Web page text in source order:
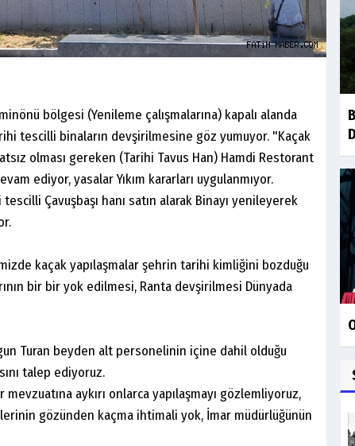
bölgesi (Yenileme çalışmalarına) kapalı alanda
tescilli binaların devşirilmesine göz yumuyor. "Kaçak
olması gereken (Tarihi Tavus Han) Hamdi Restorant
ediyor, yasalar Yıkım kararları uygulanmıyor.
Çavuşbaşı hanı satın alarak Binayı yenileyerek
kaçak yapılaşmalar şehrin tarihi kimliğini bozduğu
bir bir yok edilmesi, Ranta devşirilmesi Dünyada
Turan beyden alt personelinin içine dahil olduğu
talep ediyoruz.
aykırı onlarca yapılaşmayı gözlemliyoruz,
gözünden kaçma ihtimali yok, İmar müdürlüğünün